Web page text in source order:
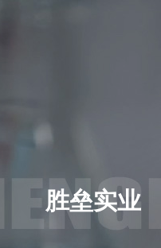
胜垒实业
胜垒实业
胜垒实业